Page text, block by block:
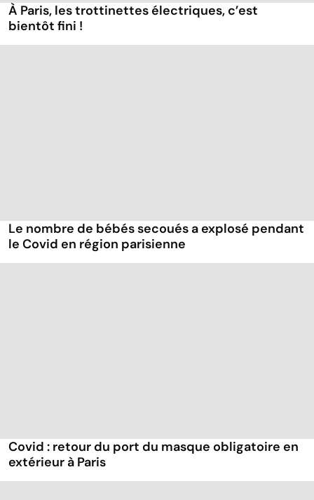
À Paris, les trottinettes électriques, c’est
bientôt fini !
Le nombre de bébés secoués a explosé pendant
le Covid en région parisienne
Covid : retour du port du masque obligatoire en
extérieur à Paris